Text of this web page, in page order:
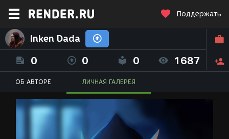
Поддержать
Inken Dada
0 0 0 1687
ОБ АВТОРЕ ЛИЧНАЯ ГАЛЕРЕЯ